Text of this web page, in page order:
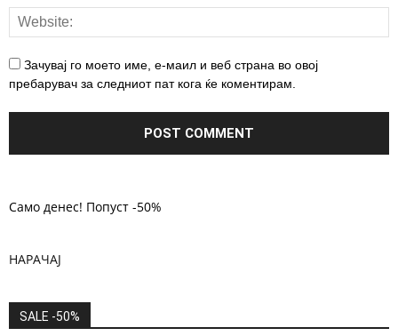
Зачувај го моето име, е-маил и веб страна во овој
пребарувач за следниот пат кога ќе коментирам.
Само денес! Попуст -50%
НАРАЧАЈ
SALE -50%